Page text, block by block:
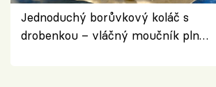
Jednoduchý borůvkový koláč s
drobenkou – vláčný moučník plný